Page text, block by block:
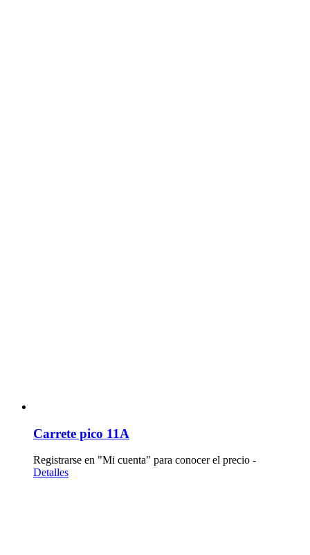
Carrete pico 11A
Registrarse en "Mi cuenta" para conocer el precio -
Detalles